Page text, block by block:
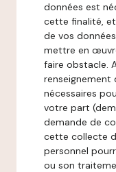
données est
cette finalité,
de vos
mettre en
faire obstacle.
renseignement
nécessaires
votre part
demande de
cette collecte
personnel
ou son